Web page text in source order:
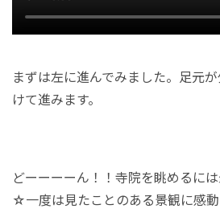
まずは左に進んでみました。足元
けて進みます。
どーーーーん！！寺院を眺めるに
☆一度は見たことのある景観に感動